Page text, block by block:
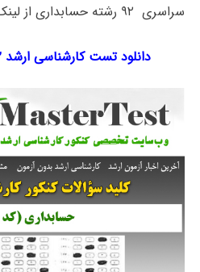
سراسری ۹۲ رشته حسابداری از لینک زیر استفاده کنید.
دانلود تست کارشناسی ارشد ۹۲ حسابداری کد ۱۱۳۴